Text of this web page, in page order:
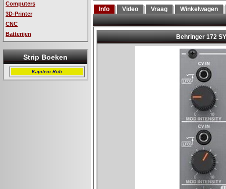
Computers
3D-Printer
CNC
Batterijen
Strip Boeken
Kapitein Rob
Info Video Vraag Winkelwagen